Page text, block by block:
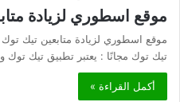
موقع اسطوري لزيادة
موقع اسطوري لزيادة متابعين تيك
تيك توك مجانًا : يعتبر تطبيق تيك توك
أكمل القراءة »